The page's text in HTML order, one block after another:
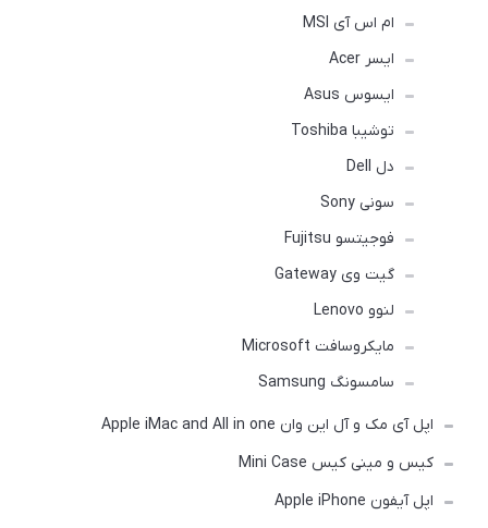
ام اس آی MSI
ایسر Acer
ایسوس Asus
توشیبا Toshiba
دل Dell
سونی Sony
فوجیتسو Fujitsu
گیت وی Gateway
لنوو Lenovo
مایکروسافت Microsoft
سامسونگ Samsung
اپل آی مک و آل این وان Apple iMac and All in one
کیس و مینی کیس Mini Case
اپل آیفون Apple iPhone